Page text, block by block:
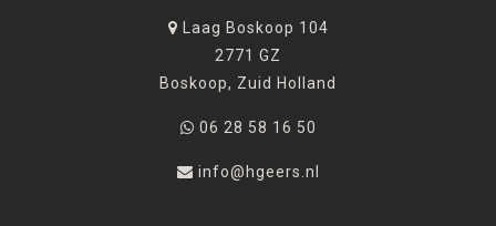
Laag Boskoop 104
2771 GZ
Boskoop, Zuid Holland
06 28 58 16 50
info@hgeers.nl